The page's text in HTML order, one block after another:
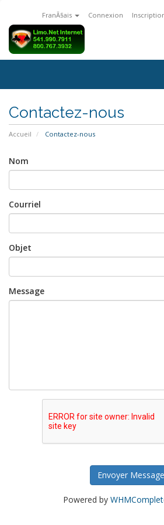
FranÃ§ais Connexion
Contactez-nous
Accueil Contactez-nous
Nom
Courriel
Objet
Message
Envoyer Message
Powered by